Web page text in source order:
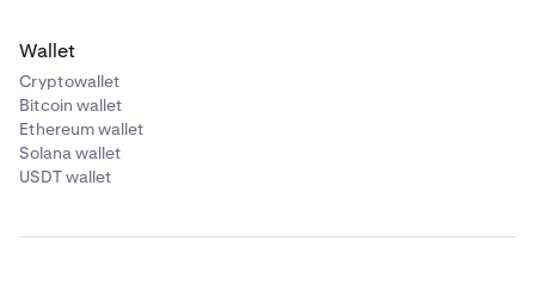
Wallet
Cryptowallet
Bitcoin wallet
Ethereum wallet
Solana wallet
USDT wallet